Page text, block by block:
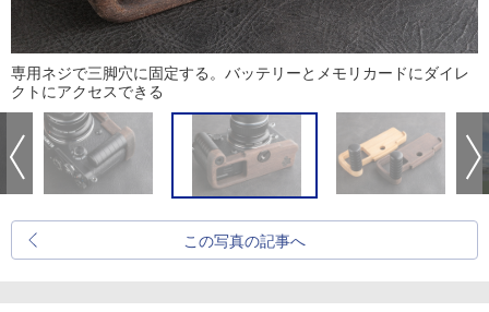
専用ネジで三脚穴に固定する。バッテリーとメモリカードにダイレ
クトにアクセスできる
この写真の記事へ